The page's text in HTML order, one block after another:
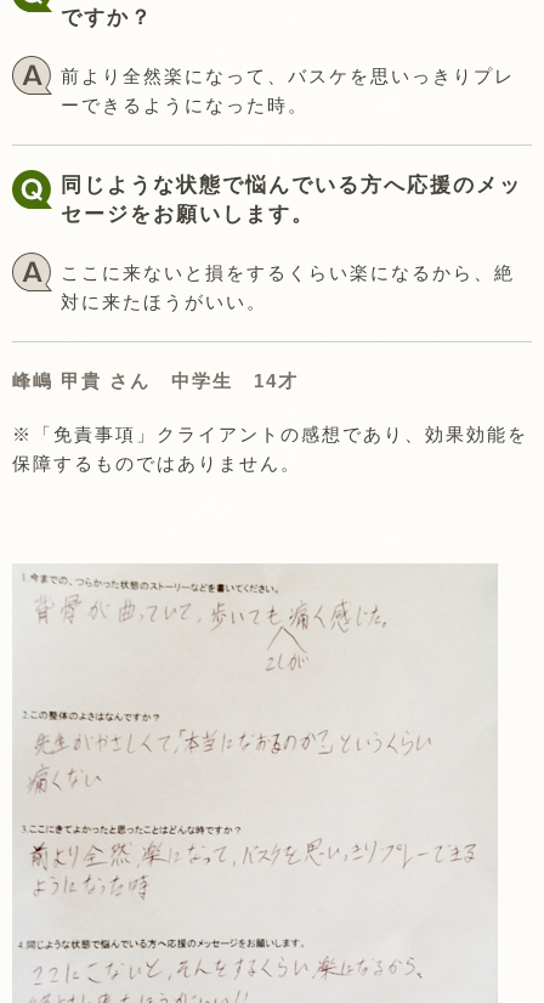
ですか？
前より全然楽になって、バスケを思いっきりプレ
ーできるようになった時。
同じような状態で悩んでいる方へ応援のメッ
セージをお願いします。
ここに来ないと損をするくらい楽になるから、絶
対に来たほうがいい。
峰嶋 甲貴 さん 中学生 14才
※「免責事項」クライアントの感想であり、効果効能を
保障するものではありません。